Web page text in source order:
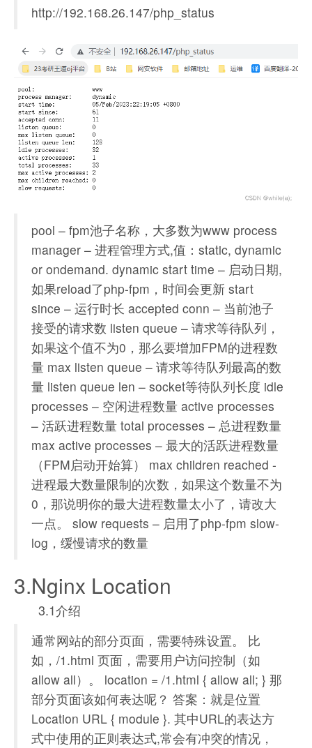
http://192.168.26.147/php_status
pool – fpm池子名称，大多数为www process
manager – 进程管理方式,值：static, dynamic
or ondemand. dynamic start time – 启动日期,
如果reload了php-fpm，时间会更新 start
since – 运行时长 accepted conn – 当前池子
接受的请求数 listen queue – 请求等待队列，
如果这个值不为0，那么要增加FPM的进程数
量 max listen queue – 请求等待队列最高的数
量 listen queue len – socket等待队列长度 idle
processes – 空闲进程数量 active processes
– 活跃进程数量 total processes – 总进程数量
max active processes – 最大的活跃进程数量
（FPM启动开始算） max children reached -
进程最大数量限制的次数，如果这个数量不为
0，那说明你的最大进程数量太小了，请改大
一点。 slow requests – 启用了php-fpm slow-
log，缓慢请求的数量
3.Nginx Location
3.1介绍
通常网站的部分页面，需要特殊设置。 比
如，/1.html 页面，需要用户访问控制（如
allow all）。 location = /1.html { allow all; } 那
部分页面该如何表达呢？ 答案：就是位置
Location URL { module }. 其中URL的表达方
式中使用的正则表达式,常会有冲突的情况，